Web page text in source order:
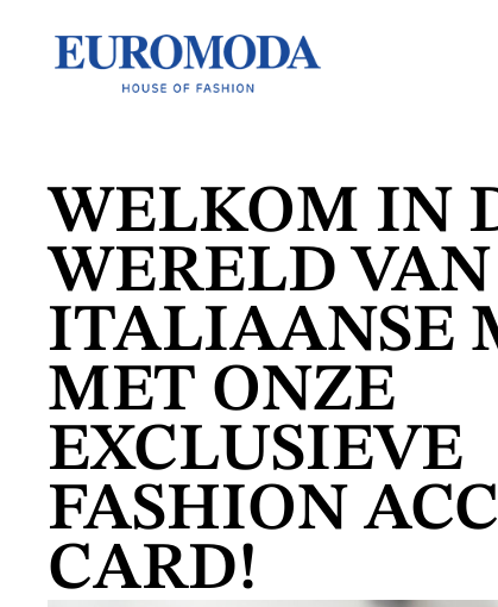
WELKOM IN
WERELD VAN
ITALIAANSE
MET ONZE
EXCLUSIEVE
FASHION
CARD!